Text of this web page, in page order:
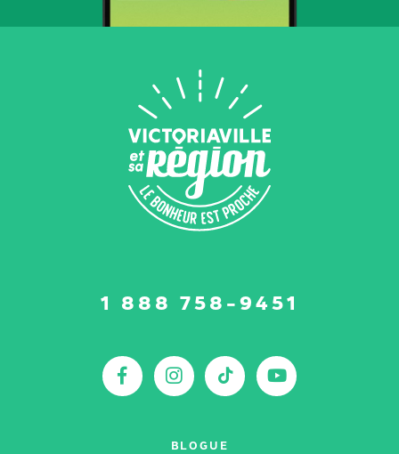
1 888 758-9451
Facebook
Instagram
TikTok
BLOGUE